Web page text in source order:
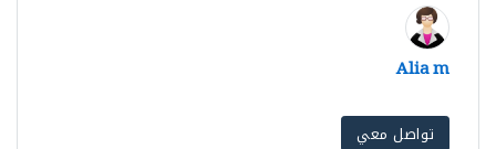
Alia m
تواصل معي